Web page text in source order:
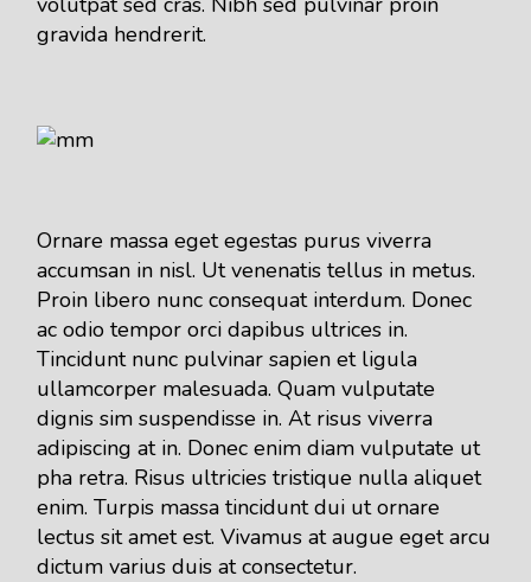
gravida hendrerit.
Ornare massa eget egestas purus viverra
accumsan in nisl. Ut venenatis tellus in metus.
Proin libero nunc consequat interdum. Donec
ac odio tempor orci dapibus ultrices in.
Tincidunt nunc pulvinar sapien et ligula
ullamcorper malesuada. Quam vulputate
dignis sim suspendisse in. At risus viverra
adipiscing at in. Donec enim diam vulputate ut
pha retra. Risus ultricies tristique nulla aliquet
enim. Turpis massa tincidunt dui ut ornare
lectus sit amet est. Vivamus at augue eget arcu
dictum varius duis at consectetur.